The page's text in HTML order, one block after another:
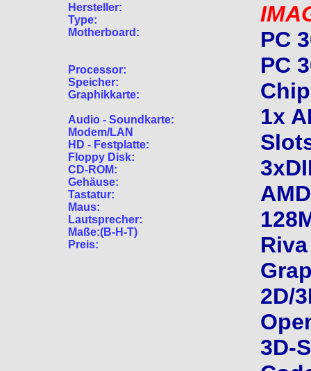
Hersteller:
Type:
Motherboard:
Processor:
Speicher:
Graphikkarte:
Audio - Soundkarte:
Modem/LAN
HD - Festplatte:
Floppy Disk:
CD-ROM:
Gehäuse:
Tastatur:
Maus:
Lautsprecher:
Maße:(B-H-T)
Preis:
PC
PC
1x
2D/
3D-